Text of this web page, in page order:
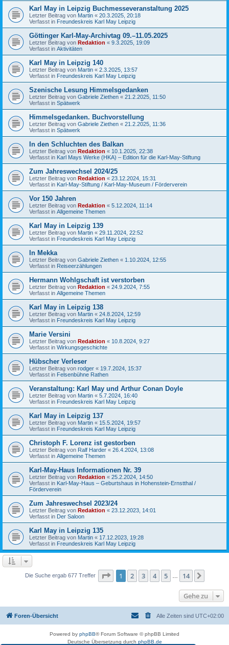
Karl May in Leipzig Buchmesseveranstaltung 2025
Letzter Beitrag von Martin « 20.3.2025, 20:18
Verfasst in Freundeskreis Karl May Leipzig
Göttinger Karl-May-Archivtag 09.–11.05.2025
Letzter Beitrag von Redaktion « 9.3.2025, 19:09
Verfasst in Aktivitäten
Karl May in Leipzig 140
Letzter Beitrag von Martin « 2.3.2025, 13:57
Verfasst in Freundeskreis Karl May Leipzig
Szenische Lesung Himmelsgedanken
Letzter Beitrag von Gabriele Ziethen « 21.2.2025, 11:50
Verfasst in Spätwerk
Himmelsgedanken. Buchvorstellung
Letzter Beitrag von Gabriele Ziethen « 21.2.2025, 11:36
Verfasst in Spätwerk
In den Schluchten des Balkan
Letzter Beitrag von Redaktion « 10.1.2025, 22:38
Verfasst in Karl Mays Werke (HKA) – Edition für die Karl-May-Stiftung
Zum Jahreswechsel 2024/25
Letzter Beitrag von Redaktion « 23.12.2024, 15:31
Verfasst in Karl-May-Stiftung / Karl-May-Museum / Förderverein
Vor 150 Jahren
Letzter Beitrag von Redaktion « 5.12.2024, 11:14
Verfasst in Allgemeine Themen
Karl May in Leipzig 139
Letzter Beitrag von Martin « 29.11.2024, 22:52
Verfasst in Freundeskreis Karl May Leipzig
In Mekka
Letzter Beitrag von Gabriele Ziethen « 1.10.2024, 12:55
Verfasst in Reiseerzählungen
Hermann Wohlgschaft ist verstorben
Letzter Beitrag von Redaktion « 24.9.2024, 7:55
Verfasst in Allgemeine Themen
Karl May in Leipzig 138
Letzter Beitrag von Martin « 24.8.2024, 12:59
Verfasst in Freundeskreis Karl May Leipzig
Marie Versini
Letzter Beitrag von Redaktion « 10.8.2024, 9:27
Verfasst in Wirkungsgeschichte
Hübscher Verleser
Letzter Beitrag von rodger « 19.7.2024, 15:37
Verfasst in Felsenbühne Rathen
Veranstaltung: Karl May und Arthur Conan Doyle
Letzter Beitrag von Martin « 5.7.2024, 16:40
Verfasst in Freundeskreis Karl May Leipzig
Karl May in Leipzig 137
Letzter Beitrag von Martin « 15.5.2024, 19:57
Verfasst in Freundeskreis Karl May Leipzig
Christoph F. Lorenz ist gestorben
Letzter Beitrag von Ralf Harder « 26.4.2024, 13:08
Verfasst in Allgemeine Themen
Karl-May-Haus Informationen Nr. 39
Letzter Beitrag von Redaktion « 25.2.2024, 14:50
Verfasst in Karl-May-Haus – Geburtshaus in Hohenstein-Ernstthal /
Förderverein
Zum Jahreswechsel 2023/24
Letzter Beitrag von Redaktion « 23.12.2023, 14:01
Verfasst in Der Saloon
Karl May in Leipzig 135
Letzter Beitrag von Martin « 17.12.2023, 19:28
Verfasst in Freundeskreis Karl May Leipzig
Die Suche ergab 677 Treffer Seite 1von 14
1 2 3 4 5 14
Gehe zu
Foren-Übersicht Alle Zeiten sind UTC+02:00
Powered by phpBB® Forum Software © phpBB Limited
Deutsche Übersetzung durch phpBB.de